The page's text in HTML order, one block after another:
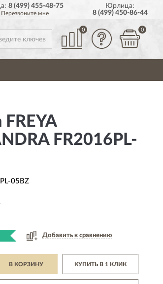
ПОЛНЫЙ
8 (499) 455-48-75
Перезвоните мне
Юрлица:
8 (499) 450-86-44
0 0
FR2016PL-
05BZ
Добавить к сравнению
В КОРЗИНУ КУПИТЬ В 1 КЛИК